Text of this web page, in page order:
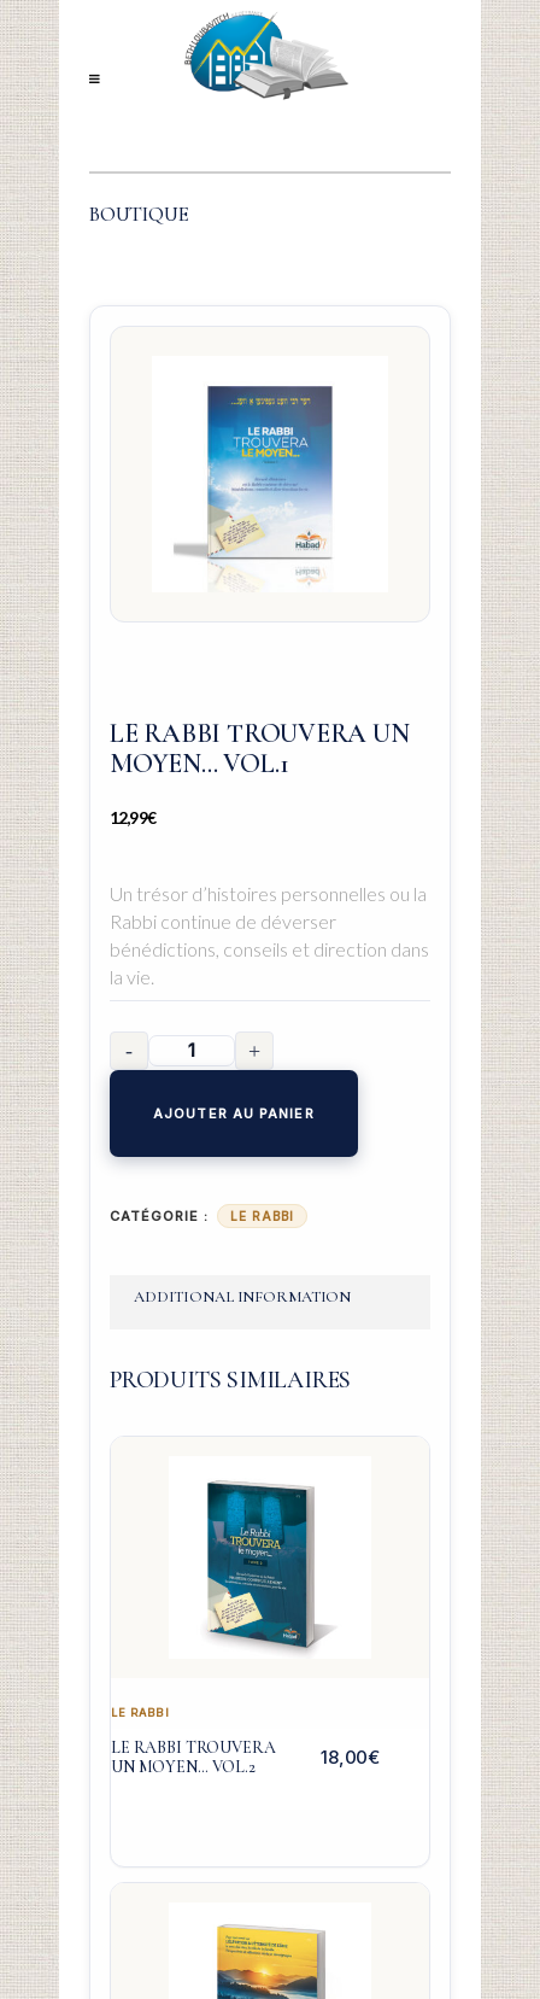
BOUTIQUE
LE RABBI TROUVERA UN
MOYEN… VOL.1
12,99€
Un trésor d’histoires personnelles ou la
Rabbi continue de déverser
bénédictions, conseils et direction dans
la vie.
AJOUTER AU PANIER
CATÉGORIE : LE RABBI
ADDITIONAL INFORMATION
PRODUITS SIMILAIRES
LE RABBI
LE RABBI TROUVERA
UN MOYEN… VOL.2
18,00€